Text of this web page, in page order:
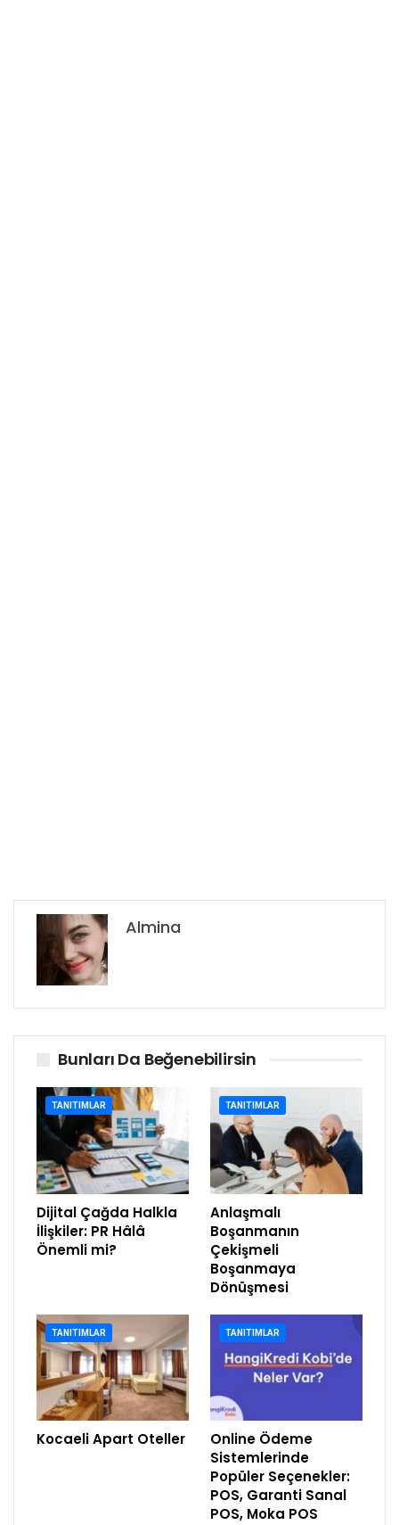
Almina
Bunları Da Beğenebilirsin
TANITIMLAR
Dijital Çağda Halkla
İlişkiler: PR Hâlâ
Önemli mi?
TANITIMLAR
Anlaşmalı
Boşanmanın
Çekişmeli
Boşanmaya
Dönüşmesi
TANITIMLAR
Kocaeli Apart Oteller
TANITIMLAR
Online Ödeme
Sistemlerinde
Popüler Seçenekler:
POS, Garanti Sanal
POS, Moka POS